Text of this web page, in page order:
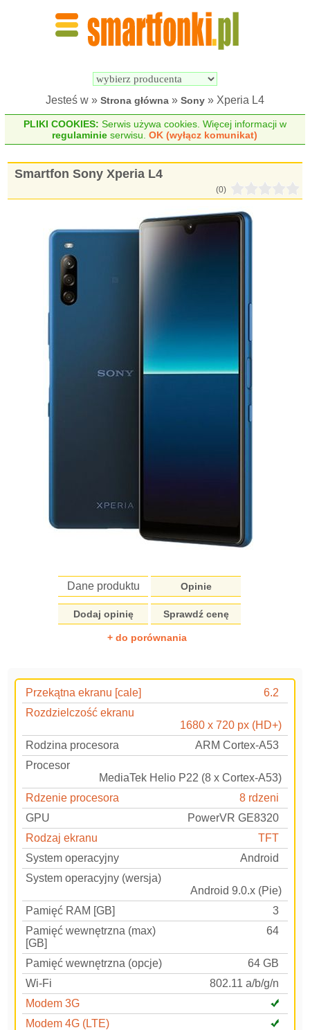
Jesteś w » Strona główna » Sony » Xperia L4
PLIKI COOKIES: Serwis używa cookies. Więcej informacji w
regulaminie serwisu.OK (wyłącz komunikat)
Smartfon Sony Xperia L4
(0)
Dane produktu Opinie
Dodaj opinię Sprawdź cenę
+ do porównania
Przekątna ekranu [cale]
6.2
Rozdzielczość ekranu
1680 x 720 px (HD+)
Rodzina procesora
ARM Cortex-A53
Procesor
MediaTek Helio P22 (8 x Cortex-A53)
Rdzenie procesora
8 rdzeni
GPU
PowerVR GE8320
Rodzaj ekranu
TFT
System operacyjny
Android
System operacyjny (wersja)
Android 9.0.x (Pie)
Pamięć RAM [GB]
3
Pamięć wewnętrzna (max)
[GB]
64
Pamięć wewnętrzna (opcje)
64 GB
Wi-Fi
802.11 a/b/g/n
Modem 3G
Modem 4G (LTE)